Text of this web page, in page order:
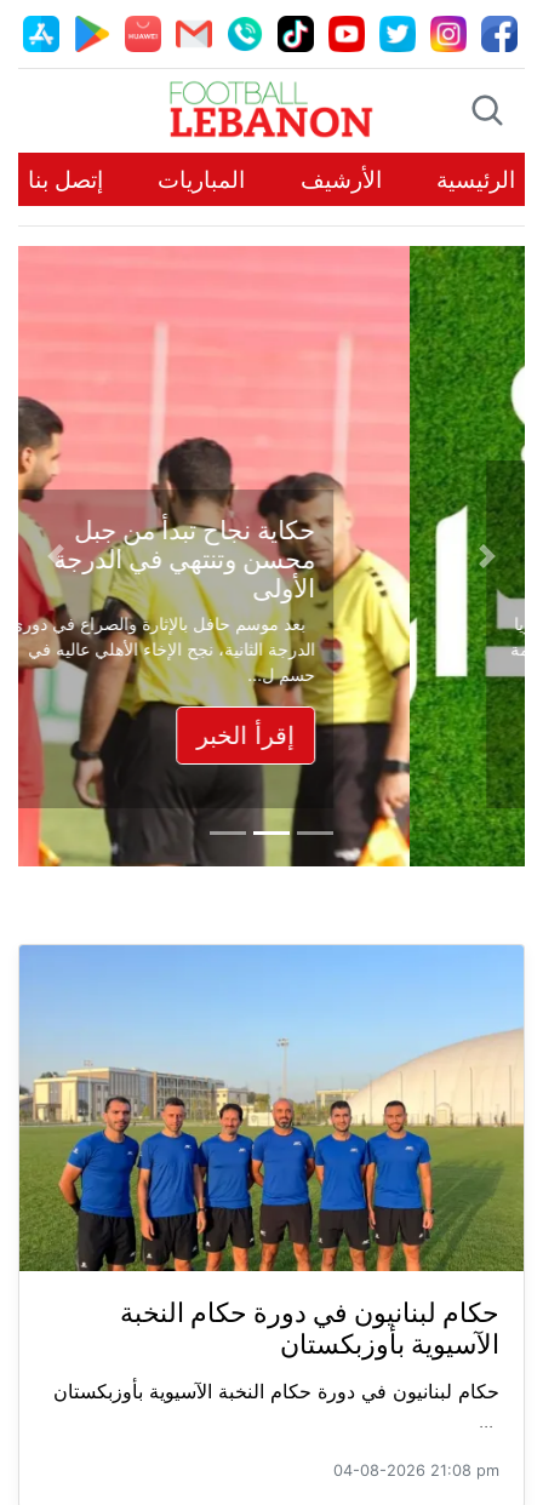
الرئيسية الأرشيف المباريات إتصل بنا
حكاية نجاح تبدأ من جبل
محسن وتنتهي في الدرجة
الأولى
بعد موسم حافل بالإثارة والصراع في دوري
الدرجة الثانية، نجح الإخاء الأهلي عاليه في
حسم ل...
إقرأ الخبر
Previous
Next
حكام لبنانيون في دورة حكام النخبة
الآسيوية بأوزبكستان
حكام لبنانيون في دورة حكام النخبة الآسيوية بأوزبكستان
...
04-08-2026 21:08 pm